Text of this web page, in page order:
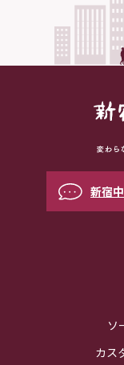
新宿
ソ
カス